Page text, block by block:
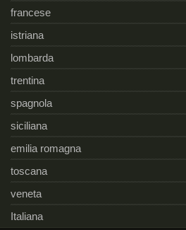
francese
istriana
lombarda
trentina
spagnola
siciliana
emilia romagna
toscana
veneta
Italiana